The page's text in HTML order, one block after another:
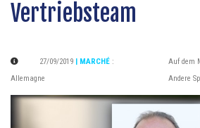
Vertriebsteam
27/09/2019 | MARCHÉ :
Allemagne
Auf dem
Andere